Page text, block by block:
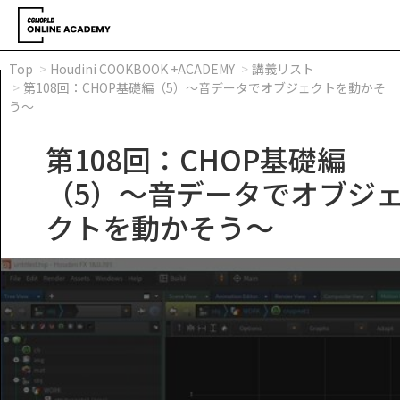
Top Houdini COOKBOOK +ACADEMY
講義リスト
第108回：CHOP基礎編（5）～音データでオブジェクトを動かそ
う～
第108回：CHOP基礎編
（5）～音データでオブジ
クトを動かそう～